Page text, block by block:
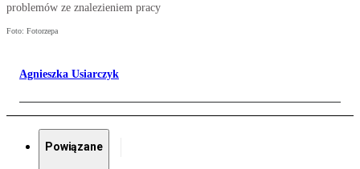
problemów ze znalezieniem pracy
Foto: Fotorzepa
Agnieszka Usiarczyk
Powiązane